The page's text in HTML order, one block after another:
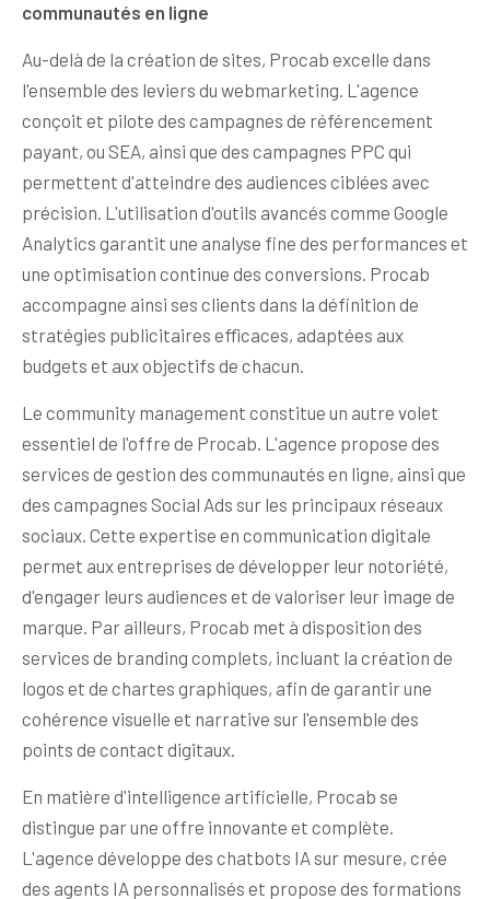
communautés en ligne
Au-delà de la création de sites, Procab excelle dans
l'ensemble des leviers du webmarketing. L'agence
conçoit et pilote des campagnes de référencement
payant, ou SEA, ainsi que des campagnes PPC qui
permettent d'atteindre des audiences ciblées avec
précision. L'utilisation d'outils avancés comme Google
Analytics garantit une analyse fine des performances et
une optimisation continue des conversions. Procab
accompagne ainsi ses clients dans la définition de
stratégies publicitaires efficaces, adaptées aux
budgets et aux objectifs de chacun.
Le community management constitue un autre volet
essentiel de l'offre de Procab. L'agence propose des
services de gestion des communautés en ligne, ainsi que
des campagnes Social Ads sur les principaux réseaux
sociaux. Cette expertise en communication digitale
permet aux entreprises de développer leur notoriété,
d'engager leurs audiences et de valoriser leur image de
marque. Par ailleurs, Procab met à disposition des
services de branding complets, incluant la création de
logos et de chartes graphiques, afin de garantir une
cohérence visuelle et narrative sur l'ensemble des
points de contact digitaux.
En matière d'intelligence artificielle, Procab se
distingue par une offre innovante et complète.
L'agence développe des chatbots IA sur mesure, crée
des agents IA personnalisés et propose des formations